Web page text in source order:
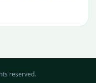
reserved.